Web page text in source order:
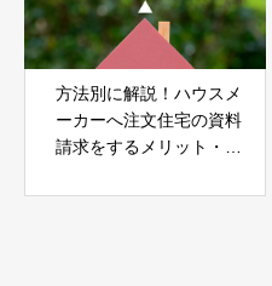
方法別に解説！ハウスメ
ーカーへ注文住宅の資料
請求をするメリット・デ